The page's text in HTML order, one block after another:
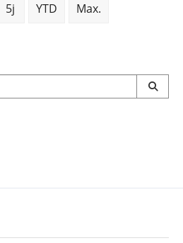
5j YTD Max.